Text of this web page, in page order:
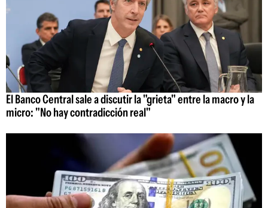
El Banco Central sale a discutir la "grieta" entre la macro y la
micro: "No hay contradicción real"